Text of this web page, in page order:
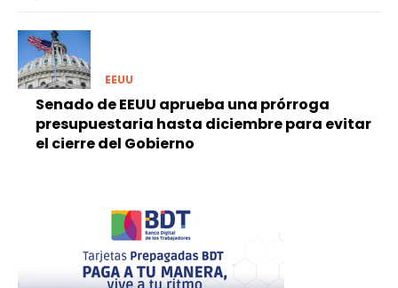
EEUU
Senado de EEUU aprueba una prórroga
presupuestaria hasta diciembre para evitar
el cierre del Gobierno